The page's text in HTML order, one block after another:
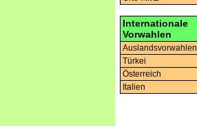
Internationale
Vorwahlen
Auslandsvorwahlen
Türkei
Österreich
Italien